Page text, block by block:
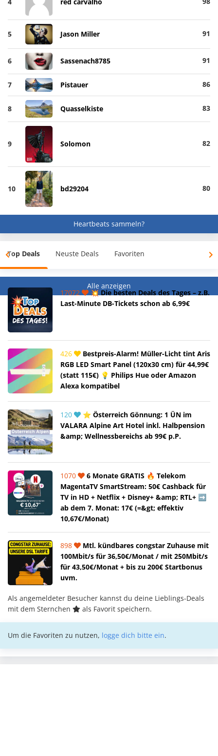
5 Jason Miller 91
6 Sassenach8785 91
7 Pistauer 86
8 Quasselkiste 83
9 Solomon 82
10 bd29204 80
Heartbeats sammeln?
Top Deals Neuste Deals Favoriten
Alle anzeigen
17072
💥 Die besten Deals des Tages – z.B.
Last-Minute DB-Tickets schon ab 6,99€
426
Bestpreis-Alarm! Müller-Licht tint Aris
RGB LED Smart Panel (120x30 cm) für 44,99€
(statt 115€) 💡 Philips Hue oder Amazon
Alexa kompatibel
120
⭐ Österreich Gönnung: 1 ÜN im
VALARA Alpine Art Hotel inkl. Halbpension
&amp; Wellnessbereichs ab 99€ p.P.
1070
6 Monate GRATIS 🔥 Telekom
MagentaTV SmartStream: 50€ Cashback für
TV in HD + Netflix + Disney+ &amp; RTL+ ➡️
ab dem 7. Monat: 17€ (=&gt; effektiv
10,67€/Monat)
898
Mtl. kündbares congstar Zuhause mit
100Mbit/s für 36,50€/Monat / mit 250Mbit/s
für 43,50€/Monat + bis zu 200€ Startbonus
uvm.
Als angemeldeter Besucher kannst du deine Lieblings-Deals
mit dem Sternchen
als Favorit speichern.
Um die Favoriten zu nutzen, logge dich bitte ein.